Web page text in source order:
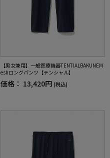
【男女兼用】一般医療機器TENTIALBAKUNEM
eshロングパンツ【テンシャル】
価格： 13,420円 (税込)